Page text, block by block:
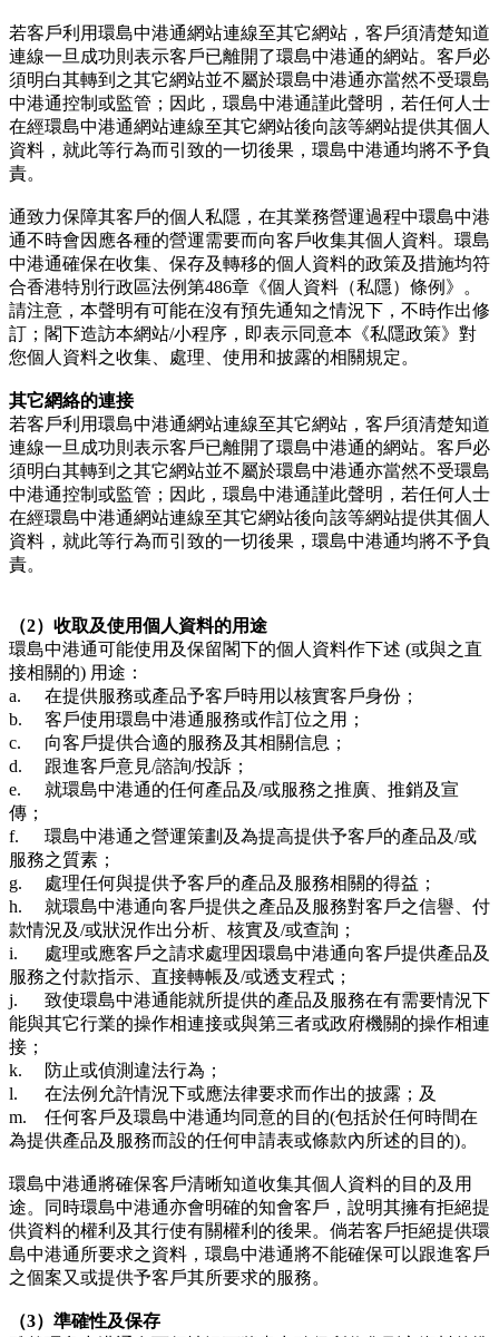
若客戶利用環島中港通網站連線至其它網站，客戶須清楚知道
連線一旦成功則表示客戶已離開了環島中港通的網站。客戶必
須明白其轉到之其它網站並不屬於環島中港通亦當然不受環島
中港通控制或監管；因此，環島中港通謹此聲明，若任何人士
在經環島中港通網站連線至其它網站後向該等網站提供其個人
資料，就此等行為而引致的一切後果，環島中港通均將不予負
責。
通致力保障其客戶的個人私隱，在其業務營運過程中環島中港
通不時會因應各種的營運需要而向客戶收集其個人資料。環島
中港通確保在收集、保存及轉移的個人資料的政策及措施均符
合香港特別行政區法例第486章《個人資料（私隱）條例》。
請注意，本聲明有可能在沒有預先通知之情況下，不時作出修
訂；閣下造訪本網站/小程序，即表示同意本《私隱政策》對
您個人資料之收集、處理、使用和披露的相關規定。
其它網絡的連接
若客戶利用環島中港通網站連線至其它網站，客戶須清楚知道
連線一旦成功則表示客戶已離開了環島中港通的網站。客戶必
須明白其轉到之其它網站並不屬於環島中港通亦當然不受環島
中港通控制或監管；因此，環島中港通謹此聲明，若任何人士
在經環島中港通網站連線至其它網站後向該等網站提供其個人
資料，就此等行為而引致的一切後果，環島中港通均將不予負
責。
（2）收取及使用個人資料的用途
環島中港通可能使用及保留閣下的個人資料作下述 (或與之直
接相關的) 用途：
a.
在提供服務或產品予客戶時用以核實客戶身份；
b.
客戶使用環島中港通服務或作訂位之用；
c.
向客戶提供合適的服務及其相關信息；
d.
跟進客戶意見/諮詢/投訴；
e.
就環島中港通的任何產品及/或服務之推廣、推銷及宣
傳；
f.
環島中港通之營運策劃及為提高提供予客戶的產品及/或
服務之質素；
g.
處理任何與提供予客戶的產品及服務相關的得益；
h.
就環島中港通向客戶提供之產品及服務對客戶之信譽、付
款情況及/或狀況作出分析、核實及/或查詢；
i.
處理或應客戶之請求處理因環島中港通向客戶提供產品及
服務之付款指示、直接轉帳及/或透支程式；
j.
致使環島中港通能就所提供的產品及服務在有需要情況下
能與其它行業的操作相連接或與第三者或政府機關的操作相連
接；
k.
防止或偵測違法行為；
l.
在法例允許情況下或應法律要求而作出的披露；及
m.
任何客戶及環島中港通均同意的目的(包括於任何時間在
為提供產品及服務而設的任何申請表或條款內所述的目的)。
環島中港通將確保客戶清晰知道收集其個人資料的目的及用
途。同時環島中港通亦會明確的知會客戶，說明其擁有拒絕提
供資料的權利及其行使有關權利的後果。倘若客戶拒絕提供環
島中港通所要求之資料，環島中港通將不能確保可以跟進客戶
之個案又或提供予客戶其所要求的服務。
（3）準確性及保存